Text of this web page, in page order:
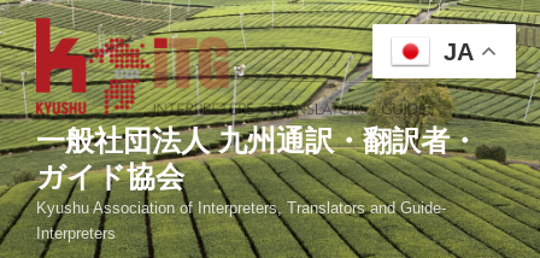
コ
ン
テ
ン
ツ
へ
ス
キ
ッ
一般社団法人 九州通訳・翻訳者・
ガイド協会
Kyushu Association of Interpreters, Translators and Guide-
Interpreters
JA